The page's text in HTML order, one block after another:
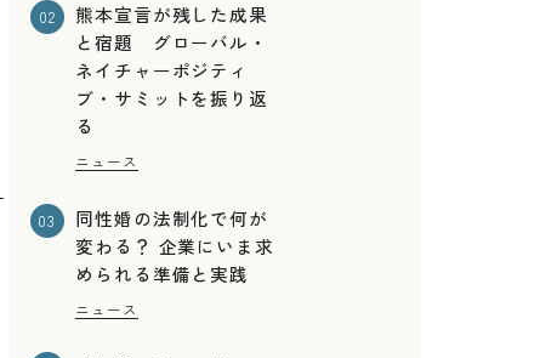
02
熊本宣言が残した成果
と宿題 グローバル・
ネイチャーポジティ
ブ・サミットを振り返
る
ニュース
03
同性婚の法制化で何が
変わる？ 企業にいま求
められる準備と実践
ニュース